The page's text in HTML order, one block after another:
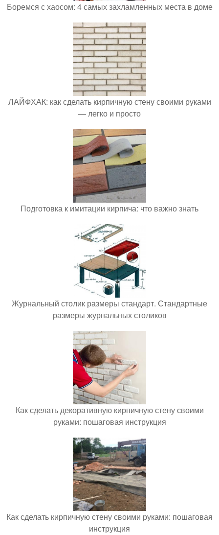
Боремся с хаосом: 4 самых захламленных места в доме
ЛАЙФХАК: как сделать кирпичную стену своими руками
— легко и просто
Подготовка к имитации кирпича: что важно знать
Журнальный столик размеры стандарт. Стандартные
размеры журнальных столиков
Как сделать декоративную кирпичную стену своими
руками: пошаговая инструкция
Как сделать кирпичную стену своими руками: пошаговая
инструкция